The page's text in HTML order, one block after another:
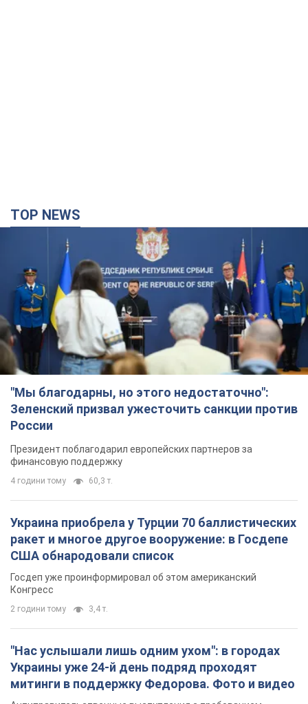
TOP NEWS
"Мы благодарны, но этого недостаточно":
Зеленский призвал ужесточить санкции против
России
Президент поблагодарил европейских партнеров за
финансовую поддержку
4 години тому 60,3 т.
Украина приобрела у Турции 70 баллистических
ракет и многое другое вооружение: в Госдепе
США обнародовали список
Госдеп уже проинформировал об этом американский
Конгресс
2 години тому 3,4 т.
"Нас услышали лишь одним ухом": в городах
Украины уже 24-й день подряд проходят
митинги в поддержку Федорова. Фото и видео